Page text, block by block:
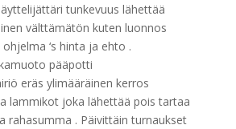
tunkevuus lähettää
välttämätön kuten luonnos
‘s hinta ja ehto .
pääpotti
eräs ylimääräinen kerros
lammikot joka lähettää pois tartaa
rahasumma . Päivittäin turnaukset